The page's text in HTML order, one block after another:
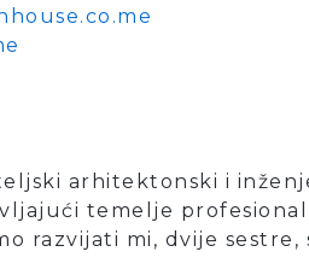
arhitektonski i
temelje
razvijati mi, dvije